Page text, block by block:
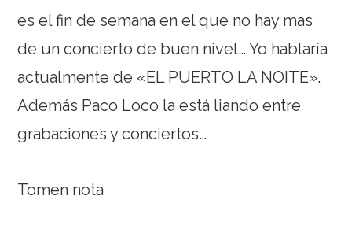
es el fin de semana en el que no hay mas
de un concierto de buen nivel… Yo hablaría
actualmente de «EL PUERTO LA NOITE».
Además Paco Loco la está liando entre
grabaciones y conciertos…
Tomen nota